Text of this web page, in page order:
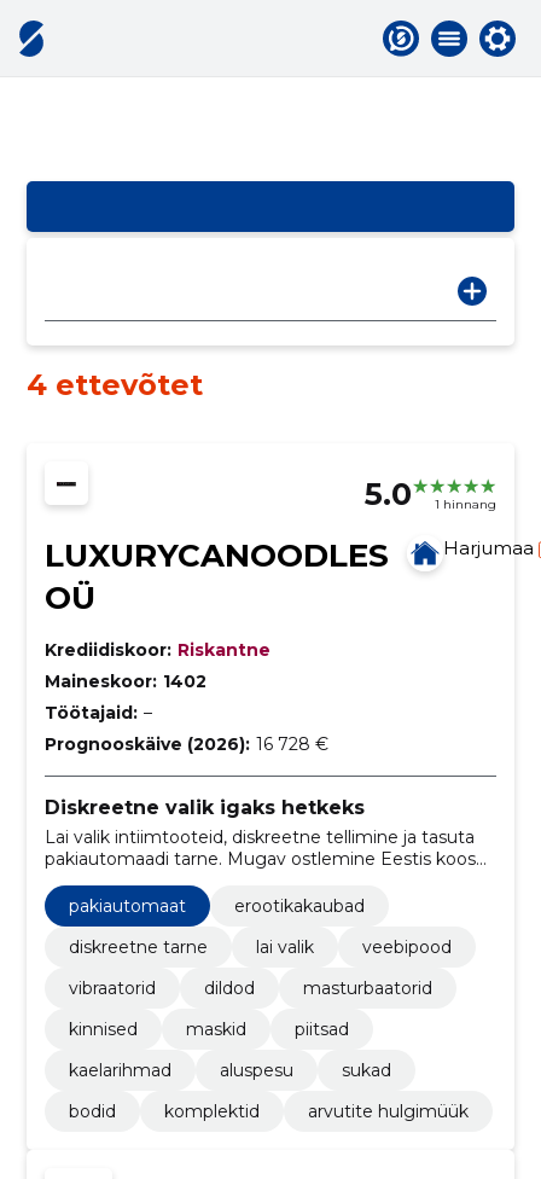
4 ettevõtet
5.0 1 hinnang
LUXURYCANOODLES
OÜ
Harjumaa
Krediidiskoor: Riskantne
Maineskoor: 1402
Töötajaid: –
Prognooskäive (2026): 16 728 €
Diskreetne valik igaks hetkeks
Lai valik intiimtooteid, diskreetne tellimine ja tasuta
pakiautomaadi tarne. Mugav ostlemine Eestis koos
eestikeelse klienditoega.
pakiautomaat
erootikakaubad
diskreetne tarne
lai valik
veebipood
vibraatorid
dildod
masturbaatorid
kinnised
maskid
piitsad
kaelarihmad
aluspesu
sukad
bodid
komplektid arvutite hulgimüük